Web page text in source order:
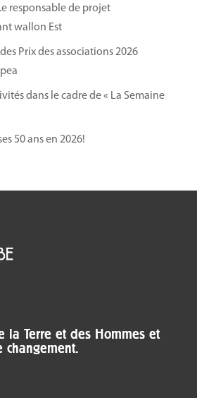
de prévention, diagnostiquer et
les seuils des dommages.
matinées
de plein air
appliquée au maraîchage bio
salades diverses
autres racines
courgettes
du sol
sous abris
responsable de projet
wallon Est
Prix des associations 2026
dans le cadre de « La Semaine
50 ans en 2026!
la Terre et des Hommes et
changement.